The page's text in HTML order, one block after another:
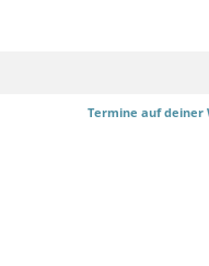
Termine auf deiner